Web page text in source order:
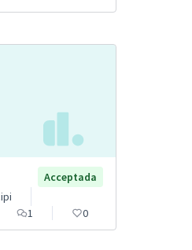
Acceptada
1 0